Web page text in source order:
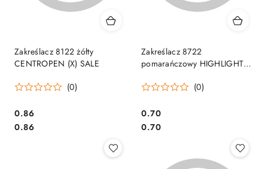
Zakreślacz 8122 żółty
CENTROPEN (X) SALE
(0)
Cena:
0.86
Cena:
0.86
Zakreślacz 8722
pomarańczowy HIGHLIGHTER
(0)
Cena:
0.70
Cena:
0.70